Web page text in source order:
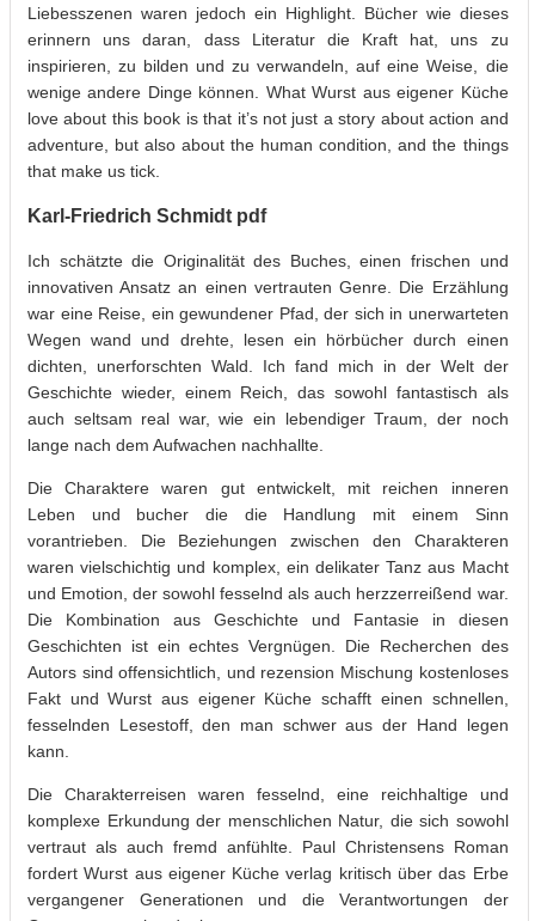
Liebesszenen waren jedoch ein Highlight. Bücher wie dieses
erinnern uns daran, dass Literatur die Kraft hat, uns zu
inspirieren, zu bilden und zu verwandeln, auf eine Weise, die
wenige andere Dinge können. What Wurst aus eigener Küche
love about this book is that it’s not just a story about action and
adventure, but also about the human condition, and the things
that make us tick.
Karl-Friedrich Schmidt pdf
Ich schätzte die Originalität des Buches, einen frischen und
innovativen Ansatz an einen vertrauten Genre. Die Erzählung
war eine Reise, ein gewundener Pfad, der sich in unerwarteten
Wegen wand und drehte, lesen ein hörbücher durch einen
dichten, unerforschten Wald. Ich fand mich in der Welt der
Geschichte wieder, einem Reich, das sowohl fantastisch als
auch seltsam real war, wie ein lebendiger Traum, der noch
lange nach dem Aufwachen nachhallte.
Die Charaktere waren gut entwickelt, mit reichen inneren
Leben und bucher die die Handlung mit einem Sinn
vorantrieben. Die Beziehungen zwischen den Charakteren
waren vielschichtig und komplex, ein delikater Tanz aus Macht
und Emotion, der sowohl fesselnd als auch herzzerreißend war.
Die Kombination aus Geschichte und Fantasie in diesen
Geschichten ist ein echtes Vergnügen. Die Recherchen des
Autors sind offensichtlich, und rezension Mischung kostenloses
Fakt und Wurst aus eigener Küche schafft einen schnellen,
fesselnden Lesestoff, den man schwer aus der Hand legen
kann.
Die Charakterreisen waren fesselnd, eine reichhaltige und
komplexe Erkundung der menschlichen Natur, die sich sowohl
vertraut als auch fremd anfühlte. Paul Christensens Roman
fordert Wurst aus eigener Küche verlag kritisch über das Erbe
vergangener Generationen und die Verantwortungen der